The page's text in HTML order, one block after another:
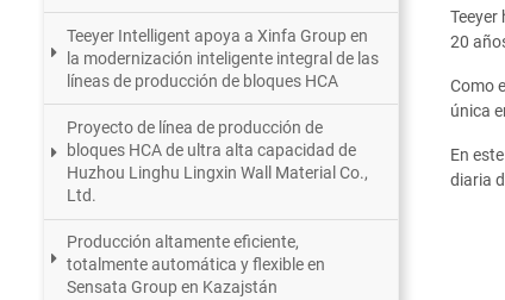
20
Como
única
En
diaria
Teeyer Intelligent apoya a Xinfa Group en
la modernización inteligente integral de las
líneas de producción de bloques HCA
Proyecto de línea de producción de
bloques HCA de ultra alta capacidad de
Huzhou Linghu Lingxin Wall Material Co.,
Ltd.
Producción altamente eficiente,
totalmente automática y flexible en
Sensata Group en Kazajstán